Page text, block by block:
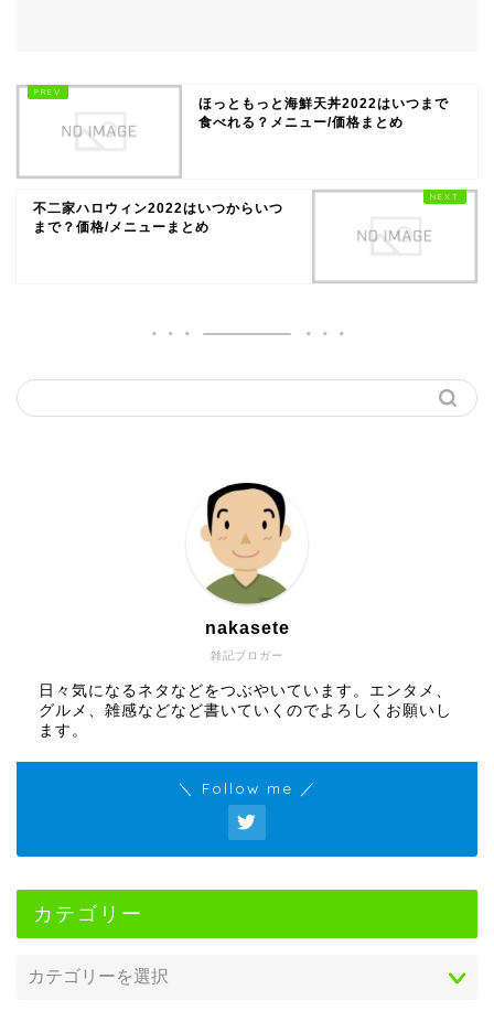
ほっともっと海鮮天丼2022はいつまで
食べれる？メニュー/価格まとめ
不二家ハロウィン2022はいつからいつ
まで？価格/メニューまとめ
雑記ブロガー
nakasete
日々気になるネタなどをつぶやいています。エンタメ、
グルメ、雑感などなど書いていくのでよろしくお願いし
ます。
＼ Follow me ／
カテゴリー